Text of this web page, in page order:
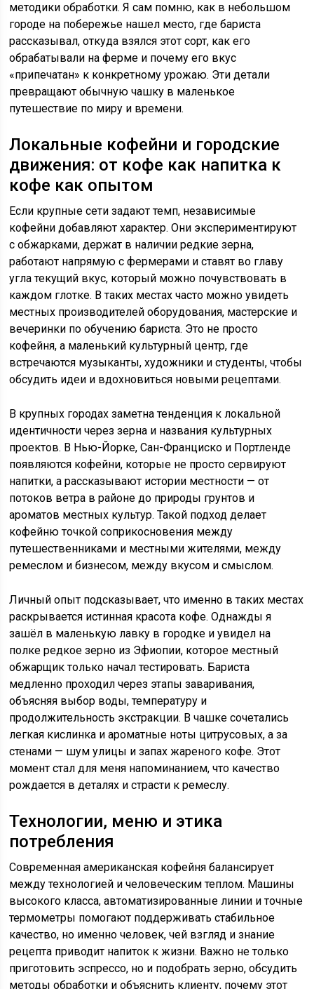
методики обработки. Я сам помню, как в небольшом
городе на побережье нашел место, где бариста
рассказывал, откуда взялся этот сорт, как его
обрабатывали на ферме и почему его вкус
«припечатан» к конкретному урожаю. Эти детали
превращают обычную чашку в маленькое
путешествие по миру и времени.
Локальные кофейни и городские
движения: от кофе как напитка к
кофе как опытом
Если крупные сети задают темп, независимые
кофейни добавляют характер. Они экспериментируют
с обжарками, держат в наличии редкие зерна,
работают напрямую с фермерами и ставят во главу
угла текущий вкус, который можно почувствовать в
каждом глотке. В таких местах часто можно увидеть
местных производителей оборудования, мастерские и
вечеринки по обучению бариста. Это не просто
кофейня, а маленький культурный центр, где
встречаются музыканты, художники и студенты, чтобы
обсудить идеи и вдохновиться новыми рецептами.
В крупных городах заметна тенденция к локальной
идентичности через зерна и названия культурных
проектов. В Нью-Йорке, Сан-Франциско и Портленде
появляются кофейни, которые не просто сервируют
напитки, а рассказывают истории местности — от
потоков ветра в районе до природы грунтов и
ароматов местных культур. Такой подход делает
кофейню точкой соприкосновения между
путешественниками и местными жителями, между
ремеслом и бизнесом, между вкусом и смыслом.
Личный опыт подсказывает, что именно в таких местах
раскрывается истинная красота кофе. Однажды я
зашёл в маленькую лавку в городке и увидел на
полке редкое зерно из Эфиопии, которое местный
обжарщик только начал тестировать. Бариста
медленно проходил через этапы заваривания,
объясняя выбор воды, температуру и
продолжительность экстракции. В чашке сочетались
легкая кислинка и ароматные ноты цитрусовых, а за
стенами — шум улицы и запах жареного кофе. Этот
момент стал для меня напоминанием, что качество
рождается в деталях и страсти к ремеслу.
Технологии, меню и этика
потребления
Современная американская кофейня балансирует
между технологией и человеческим теплом. Машины
высокого класса, автоматизированные линии и точные
термометры помогают поддерживать стабильное
качество, но именно человек, чей взгляд и знание
рецепта приводит напиток к жизни. Важно не только
приготовить эспрессо, но и подобрать зерно, обсудить
методы обработки и объяснить клиенту, почему этот